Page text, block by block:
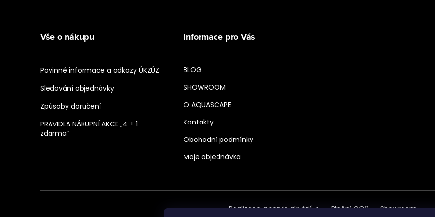
Vše o nákupu
Povinné informace a odkazy ÚKZÚZ
Sledování objednávky
Způsoby doručení
PRAVIDLA NÁKUPNÍ AKCE „4 + 1
zdarma“
Informace pro Vás
BLOG
SHOWROOM
O AQUASCAPE
Kontakty
Obchodní podmínky
Moje objednávka
Realizace a servis akvárií ↗ Plnění CO2 Showroom